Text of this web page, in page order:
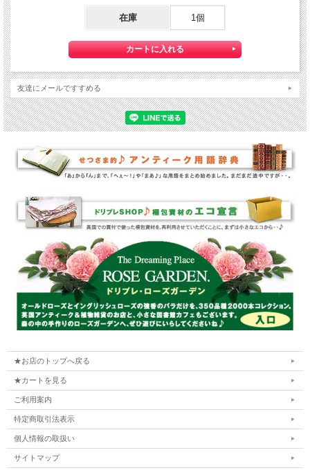
在庫 1個
友達にメールですすめる
★お店のトップへ戻る
★カートを見る
ご利用案内
特定商取引法表示
個人情報の取扱い
サイトマップ